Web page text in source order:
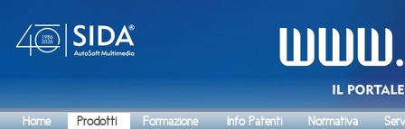
Home Prodotti Formazione Info Patenti Normativa